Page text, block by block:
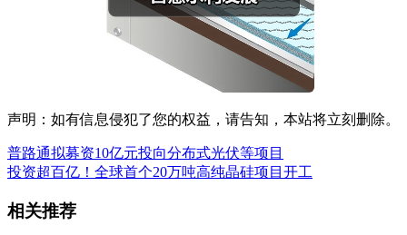
声明：如有信息侵犯了您的权益，请告知，本站将立刻删除。
普路通拟募资10亿元投向分布式光伏等项目
投资超百亿！全球首个20万吨高纯晶硅项目开工
相关推荐